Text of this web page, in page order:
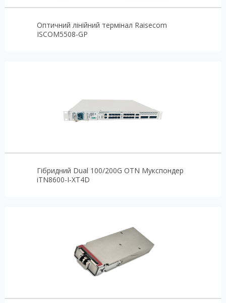
Оптичний лінійний термінал Raisecom
ISCOM5508-GP
Гібридний Dual 100/200G OTN Мукспондер
iTN8600-I-XT4D